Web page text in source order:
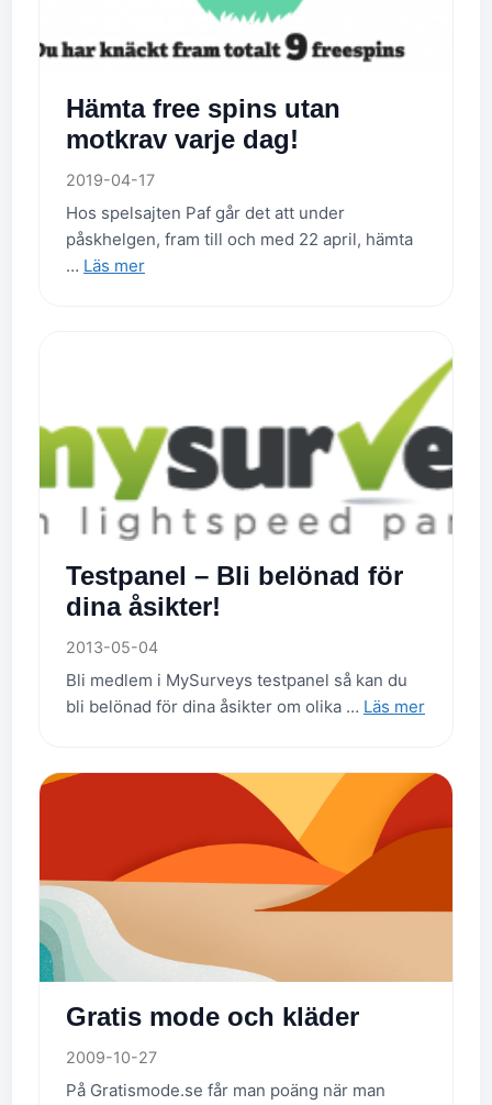
Hämta free spins utan
motkrav varje dag!
2019-04-17
Hos spelsajten Paf går det att under
påskhelgen, fram till och med 22 april, hämta
… Läs mer
Testpanel – Bli belönad för
dina åsikter!
2013-05-04
Bli medlem i MySurveys testpanel så kan du
bli belönad för dina åsikter om olika … Läs mer
Gratis mode och kläder
2009-10-27
På Gratismode.se får man poäng när man